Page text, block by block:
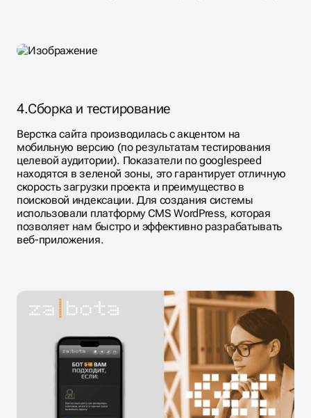
4.Сборка и тестирование
Верстка сайта производилась с акцентом на
мобильную версию (по результатам тестирования
целевой аудитории). Показатели по googlespeed
находятся в зеленой зоны, это гарантирует отличную
скорость загрузки проекта и преимущество в
поисковой индексации. Для создания системы
использовали платформу CMS WordPress, которая
позволяет нам быстро и эффективно разрабатывать
веб-приложения.